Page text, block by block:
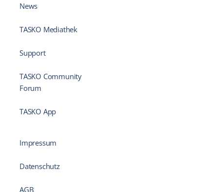
News
TASKO Mediathek
Support
TASKO Community
Forum
TASKO App
Impressum
Datenschutz
AGB